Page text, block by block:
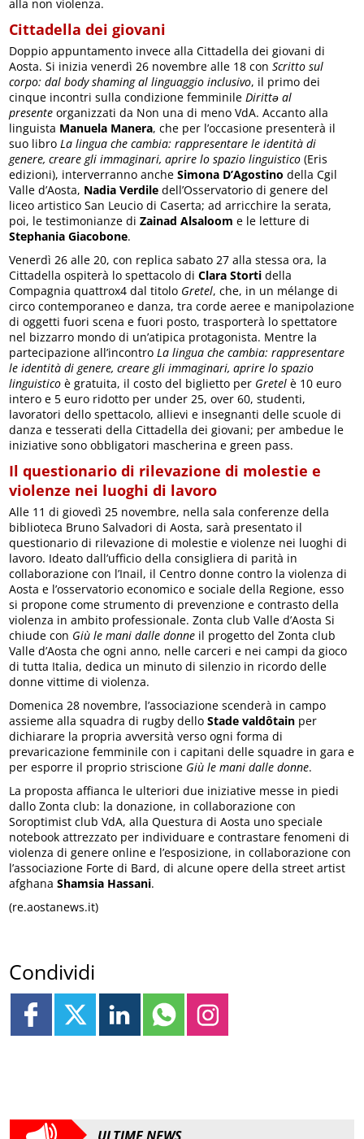
alla non violenza.
Cittadella dei giovani
Doppio appuntamento invece alla Cittadella dei giovani di
Aosta. Si inizia venerdì 26 novembre alle 18 conScritto sul
corpo: dal body shaming al linguaggio inclusivo, il primo dei
cinque incontri sulla condizione femminileDirittə al
presente organizzati da Non una di meno VdA. Accanto alla
linguista Manuela Manera, che per l’occasione presenterà il
suo libroLa lingua che cambia: rappresentare le identità di
genere, creare gli immaginari, aprire lo spazio linguistico (Eris
edizioni), interverranno ancheSimona D’Agostino della Cgil
Valle d’Aosta, Nadia Verdile dell’Osservatorio di genere del
liceo artistico San Leucio di Caserta; ad arricchire la serata,
poi, le testimonianze diZainad Alsaloom e le letture di
Stephania Giacobone.
Venerdì 26 alle 20, con replica sabato 27 alla stessa ora, la
Cittadella ospiterà lo spettacolo di Clara Storti della
Compagnia quattrox4 dal titolo Gretel, che, in un mélange di
circo contemporaneo e danza, tra corde aeree e manipolazione
di oggetti fuori scena e fuori posto, trasporterà lo spettatore
nel bizzarro mondo di un’atipica protagonista. Mentre la
partecipazione all’incontroLa lingua che cambia: rappresentare
le identità di genere, creare gli immaginari, aprire lo spazio
linguistico è gratuita, il costo del biglietto per Gretelè 10 euro
intero e 5 euro ridotto per under 25, over 60, studenti,
lavoratori dello spettacolo, allievi e insegnanti delle scuole di
danza e tesserati della Cittadella dei giovani; per ambedue le
iniziative sono obbligatori mascherina e green pass.
Il questionario di rilevazione di molestie e
violenze nei luoghi di lavoro
Alle 11 di giovedì 25 novembre, nella sala conferenze della
biblioteca Bruno Salvadori di Aosta, sarà presentato il
questionario di rilevazione di molestie e violenze nei luoghi di
lavoro. Ideato dall’ufficio della consigliera di parità in
collaborazione con l’Inail, il Centro donne contro la violenza di
Aosta e l’osservatorio economico e sociale della Regione, esso
si propone come strumento di prevenzione e contrasto della
violenza in ambito professionale. Zonta club Valle d’Aosta Si
chiude con Giù le mani dalle donne il progetto del Zonta club
Valle d’Aosta che ogni anno, nelle carceri e nei campi da gioco
di tutta Italia, dedica un minuto di silenzio in ricordo delle
donne vittime di violenza.
Domenica 28 novembre, l’associazione scenderà in campo
assieme alla squadra di rugby delloStade valdôtain per
dichiarare la propria avversità verso ogni forma di
prevaricazione femminile con i capitani delle squadre in gara e
per esporre il proprio striscione Giù le mani dalle donne.
La proposta affianca le ulteriori due iniziative messe in piedi
dallo Zonta club: la donazione, in collaborazione con
Soroptimist club VdA, alla Questura di Aosta uno speciale
notebook attrezzato per individuare e contrastare fenomeni di
violenza di genere online e l’esposizione, in collaborazione con
l’associazione Forte di Bard, di alcune opere della street artist
afghana Shamsia Hassani.
(re.aostanews.it)
Condividi